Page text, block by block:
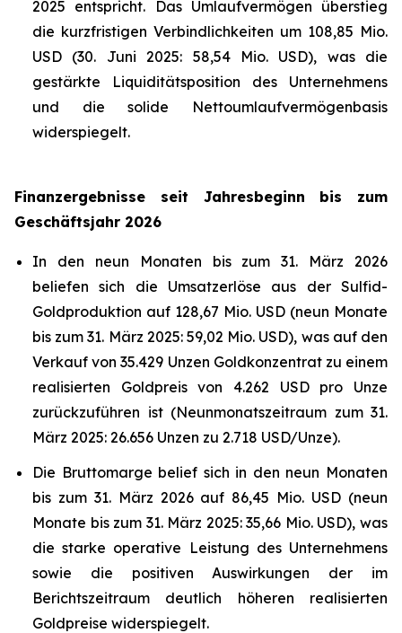
2025 entspricht. Das Umlaufvermögen überstieg
die kurzfristigen Verbindlichkeiten um 108,85 Mio.
USD (30. Juni 2025: 58,54 Mio. USD), was die
gestärkte Liquiditätsposition des Unternehmens
und die solide Nettoumlaufvermögenbasis
widerspiegelt.
Finanzergebnisse seit Jahresbeginn bis zum
Geschäftsjahr 2026
In den neun Monaten bis zum 31. März 2026
beliefen sich die Umsatzerlöse aus der Sulfid-
Goldproduktion auf 128,67 Mio. USD (neun Monate
bis zum 31. März 2025: 59,02 Mio. USD), was auf den
Verkauf von 35.429 Unzen Goldkonzentrat zu einem
realisierten Goldpreis von 4.262 USD pro Unze
zurückzuführen ist (Neunmonatszeitraum zum 31.
März 2025: 26.656 Unzen zu 2.718 USD/Unze).
Die Bruttomarge belief sich in den neun Monaten
bis zum 31. März 2026 auf 86,45 Mio. USD (neun
Monate bis zum 31. März 2025: 35,66 Mio. USD), was
die starke operative Leistung des Unternehmens
sowie die positiven Auswirkungen der im
Berichtszeitraum deutlich höheren realisierten
Goldpreise widerspiegelt.